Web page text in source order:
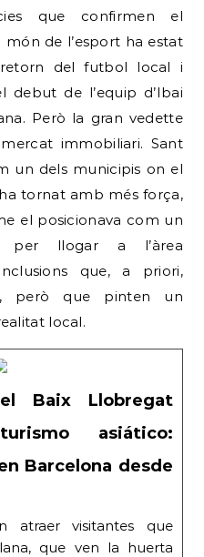
que confirmen el
de l’esport ha estat
del futbol local i
debut de l’equip d’Ibai
Però la gran vedette
immobiliari. Sant
un dels municipis on el
tornat amb més força,
el posicionava com un
per llogar a l’àrea
que, a priori,
però que pinten un
local.
Baix Llobregat
asiático:
Barcelona desde
atraer visitantes que
que ven la huerta